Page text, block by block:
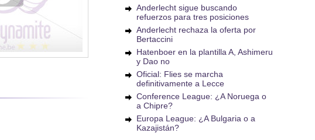
Anderlecht sigue buscando
refuerzos para tres posiciones
Anderlecht rechaza la oferta por
Bertaccini
Hatenboer en la plantilla A, Ashimeru
y Dao no
Oficial: Flies se marcha
definitivamente a Lecce
Conference League: ¿A Noruega o
a Chipre?
Europa League: ¿A Bulgaria o a
Kazajistán?